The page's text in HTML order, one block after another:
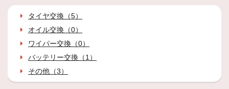
タイヤ交換（5）
オイル交換（0）
ワイパー交換（0）
バッテリー交換（1）
その他（3）